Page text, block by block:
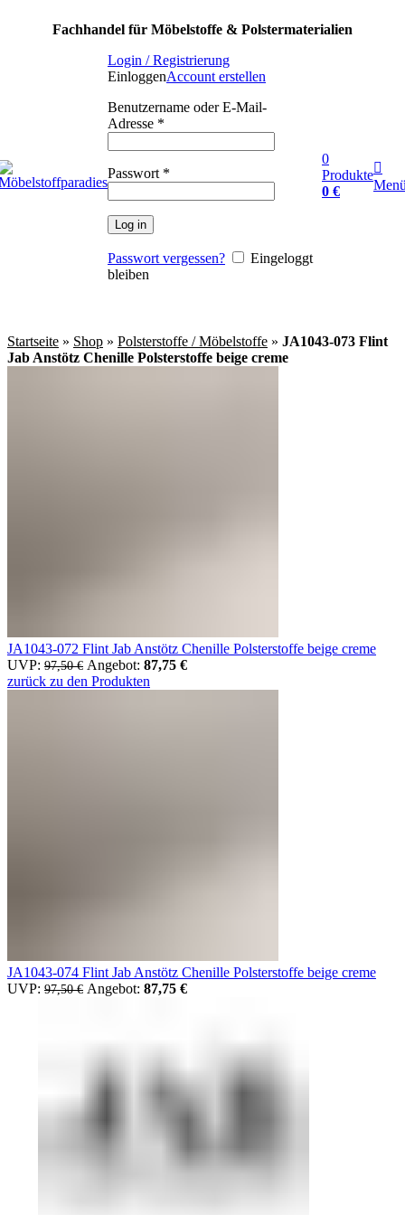
Fachhandel für Möbelstoffe & Polstermaterialien
Login / Registrierung
EinloggenAccount erstellen
Benutzername oder E-Mail-
Adresse *
Passwort *
Log in
Passwort vergessen?
Eingeloggt
bleiben
0
Produkte
0 €
Startseite » Shop » Polsterstoffe / Möbelstoffe » JA1043-073 Flint
Jab Anstötz Chenille Polsterstoffe beige creme
JA1043-072 Flint Jab Anstötz Chenille Polsterstoffe beige creme
UVP: 97,50€ Ursprünglicher Preis war: 97,50 €
Angebot: 87,75 €
zurück zu den Produkten
JA1043-074 Flint Jab Anstötz Chenille Polsterstoffe beige creme
UVP: 97,50€ Ursprünglicher Preis war: 97,50 €
Angebot: 87,75 €